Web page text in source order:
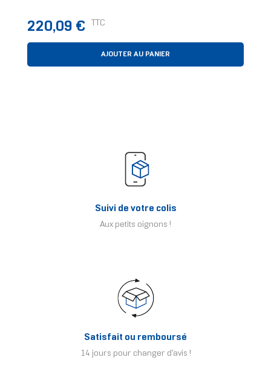
Prix
220,09 € TTC
AJOUTER AU PANIER
Suivi de votre colis
Aux petits oignons !
Satisfait ou remboursé
14 jours pour changer d'avis !